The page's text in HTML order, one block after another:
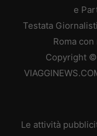
e
Testata
Roma
Copyright
Le attività